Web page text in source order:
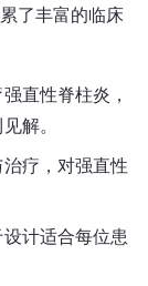
了丰富的临床
直性脊柱炎，
解。
疗，对强直性
计适合每位患